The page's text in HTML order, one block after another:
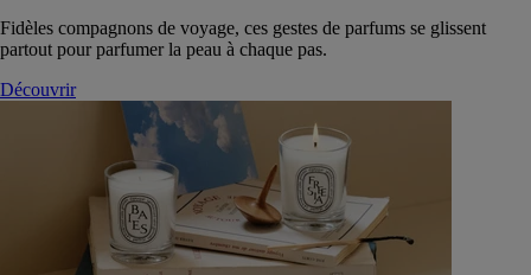
Fidèles compagnons de voyage, ces gestes de parfums se glissent
partout pour parfumer la peau à chaque pas.
Découvrir